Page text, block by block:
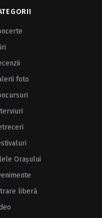
foto
Oraşului
liberă